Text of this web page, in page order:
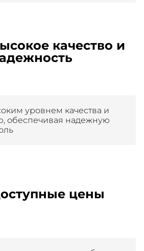
качество и
уровнем качества и
обеспечивая надежную
цены